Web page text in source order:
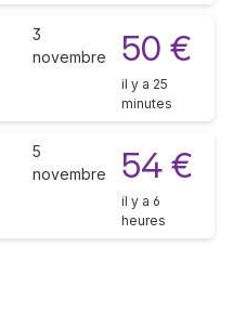
3
novembre
50 €
il y a 25
minutes
5
novembre
54 €
il y a 6
heures